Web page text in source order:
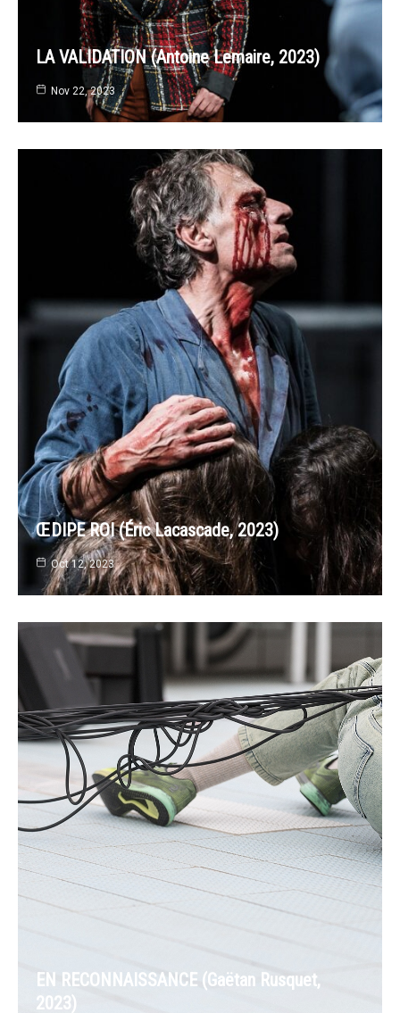
LA VALIDATION (Antoine Lemaire, 2023)
Nov 22, 2023
ŒDIPE ROI (Éric Lacascade, 2023)
Oct 12, 2023
EN RECONNAISSANCE (Gaëtan Rusquet,
2023)